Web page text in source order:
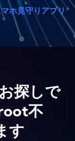
ホ見守りアプリ
探しで
不
す